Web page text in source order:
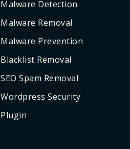
Malware Detection
Malware Removal
Malware Prevention
Blacklist Removal
SEO Spam Removal
Wordpress Security
Plugin